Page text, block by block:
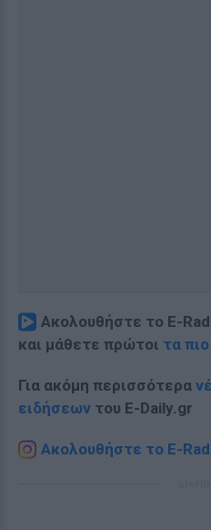
Ακολουθήστε το E-
και μάθετε πρώτοι τα
Για ακόμη περισσότερα
ειδήσεων του E-Daily.gr
Ακολουθήστε το E-